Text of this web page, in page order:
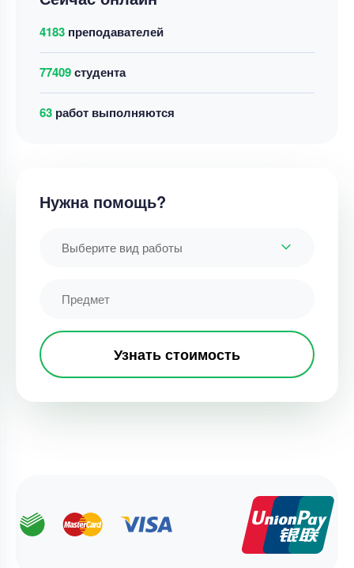
4183 преподавателей
77409студента
65 работ выполняются
Нужна помощь?
Выберите вид работы
Узнать стоимость